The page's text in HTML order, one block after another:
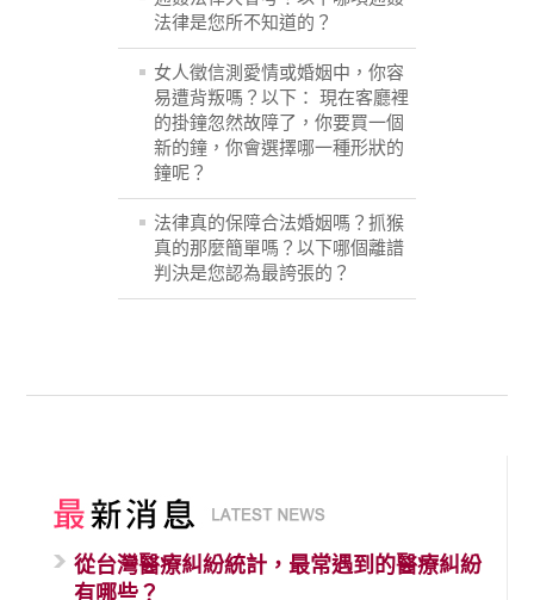
法律是您所不知道的？
女人徵信測愛情或婚姻中，你容
易遭背叛嗎？以下： 現在客廳裡
的掛鐘忽然故障了，你要買一個
新的鐘，你會選擇哪一種形狀的
鐘呢？
法律真的保障合法婚姻嗎？抓猴
真的那麼簡單嗎？以下哪個離譜
判決是您認為最誇張的？
從台灣醫療糾紛統計，最常遇到的醫療糾紛
有哪些？